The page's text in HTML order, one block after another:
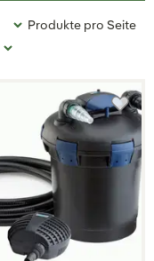
Produkte pro Seite